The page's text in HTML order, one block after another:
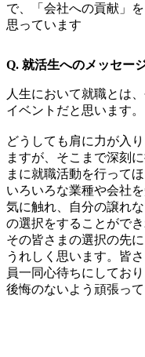
で、「会社への貢献」
思っています
Q. 就活生へのメッセー
人生において就職とは
イベントだと思います
どうしても肩に力が入
ますが、そこまで深刻
まに就職活動を行って
いろいろな業種や会社
気に触れ、自分の譲れ
の選択をすることがで
その皆さまの選択の先
うれしく思います。皆
員一同心待ちにしており
後悔のないよう頑張って